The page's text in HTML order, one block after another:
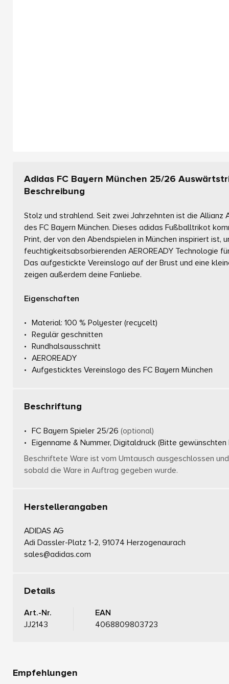
Adidas FC Bayern München 25/26
Beschreibung
Stolz und strahlend. Seit zwei Jahrzehnten ist die Allianz
des FC Bayern München. Dieses adidas Fußballtrikot
Print, der von den Abendspielen in München inspiriert ist,
feuchtigkeitsabsorbierenden AEROREADY Technologie
Das aufgestickte Vereinslogo auf der Brust und eine
zeigen außerdem deine Fanliebe.
Eigenschaften
Material: 100 % Polyester (recycelt)
Regulär geschnitten
Rundhalsausschnitt
AEROREADY
Aufgesticktes Vereinslogo des FC Bayern München
Beschriftung
FC Bayern Spieler 25/26 (optional)
Eigenname & Nummer, Digitaldruck (Bitte gewünschten
Beschriftete Ware ist vom Umtausch ausgeschlossen
sobald die Ware in Auftrag gegeben wurde.
Herstellerangaben
ADIDAS AG
Adi Dassler-Platz 1-2, 91074 Herzogenaurach
sales@adidas.com
Details
Art.-Nr.
JJ2143
EAN
4068809803723
Empfehlungen